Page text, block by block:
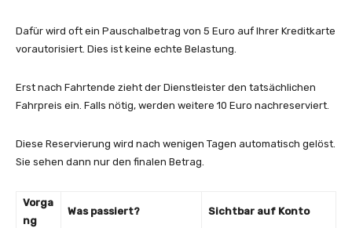
Dafür wird oft ein Pauschalbetrag von 5 Euro auf Ihrer Kreditkarte
vorautorisiert. Dies ist keine echte Belastung.
Erst nach Fahrtende zieht der Dienstleister den tatsächlichen
Fahrpreis ein. Falls nötig, werden weitere 10 Euro nachreserviert.
Diese Reservierung wird nach wenigen Tagen automatisch gelöst.
Sie sehen dann nur den finalen Betrag.
Vorga
ng
Was passiert? Sichtbar auf Konto